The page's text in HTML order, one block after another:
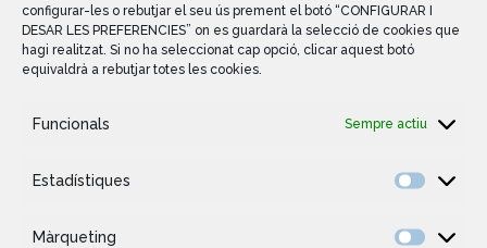
configurar-les o rebutjar el seu ús prement el botó “CONFIGURAR I
DESAR LES PREFERENCIES” on es guardarà la selecció de cookies que
hagi realitzat. Si no ha seleccionat cap opció, clicar aquest botó
equivaldrà a rebutjar totes les cookies.
Funcionals Sempre actiu
Estadístiques
Màrqueting
Les dades personals
proporcionades es conservaran
contractual i / o segons el termini
específica per a la qual han estat